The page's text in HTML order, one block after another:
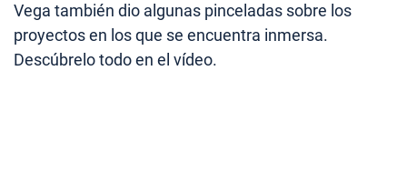
Vega también dio algunas pinceladas sobre los
proyectos en los que se encuentra inmersa.
Descúbrelo todo en el vídeo.